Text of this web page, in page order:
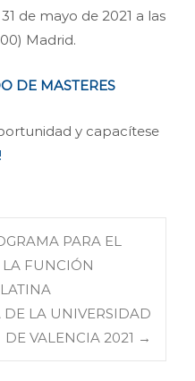
de mayo de 2021 a las
Madrid.
DE MASTERES
y capacítese
PARA EL
LA FUNCIÓN
DE LA UNIVERSIDAD
DE VALENCIA 2021 →